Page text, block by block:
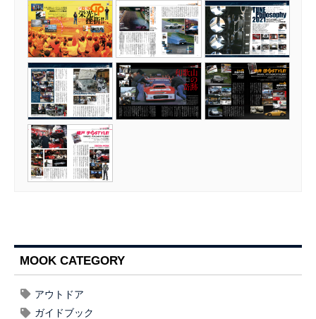
MOOK CATEGORY
アウトドア
ガイドブック